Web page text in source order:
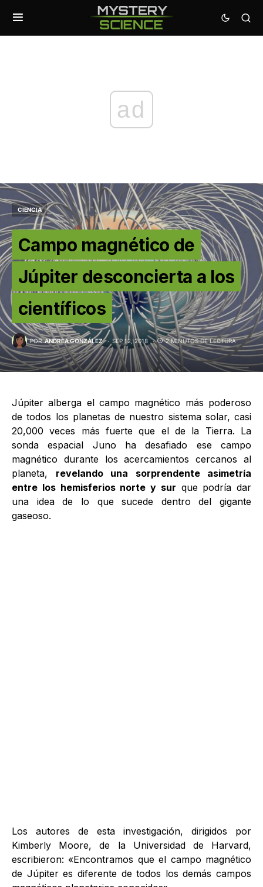
ad
CIENCIA
Campo magnético de
Júpiter desconcierta a los
científicos
POR ANDREA GONZÁLEZ SEP 12, 2018 2 MINUTOS DE LECTURA
Júpiter alberga el campo magnético más poderoso
de todos los planetas de nuestro sistema solar, casi
20,000 veces más fuerte que el de la Tierra. La
sonda espacial Juno ha desafiado ese campo
magnético durante los acercamientos cercanos al
planeta, revelando una sorprendente asimetría
entre los hemisferios norte y sur que podría dar
una idea de lo que sucede dentro del gigante
gaseoso.
Los autores de esta investigación, dirigidos por
Kimberly Moore, de la Universidad de Harvard,
escribieron: «Encontramos que el campo magnético
de Júpiter es diferente de todos los demás campos